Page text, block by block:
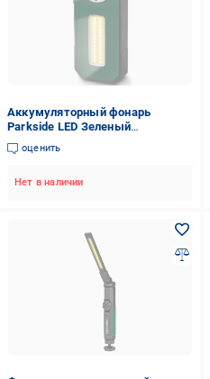
Аккумуляторный фонарь
Parkside LED Зеленый
(100351288001)
оценить
Нет в наличии